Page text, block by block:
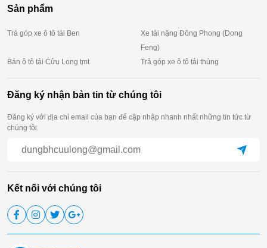
Sản phẩm
Trả góp xe ô tô tải Ben
Xe tải nặng Đông Phong (Dong
Feng)
Bán ô tô tải Cửu Long tmt
Trả góp xe ô tô tải thùng
Đăng ký nhận bản tin từ chúng tôi
Đăng ký với địa chỉ email của bạn để cập nhập nhanh nhất những tin tức từ
chúng tôi.
Kết nối với chúng tôi